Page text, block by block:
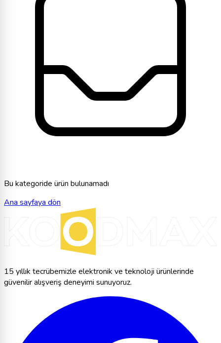
Bu kategoride ürün bulunamadı
Ana sayfaya dön
15 yıllık tecrübemizle elektronik ve teknoloji ürünlerinde
güvenilir alışveriş deneyimi sunuyoruz.